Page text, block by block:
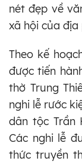
nét đẹp về
xã hội của
Theo kế
được tiến
thờ Trung
nghi lễ rước
dân tộc Trần
Các nghi lễ
thức truyền